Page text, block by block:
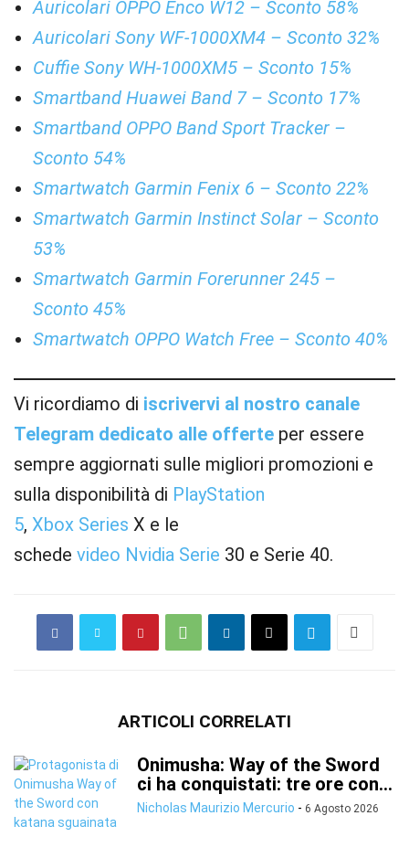
Auricolari OPPO Enco W12 – Sconto 58%
Auricolari Sony WF-1000XM4 – Sconto 32%
Cuffie Sony WH-1000XM5 – Sconto 15%
Smartband Huawei Band 7 – Sconto 17%
Smartband OPPO Band Sport Tracker –
Sconto 54%
Smartwatch Garmin Fenix 6 – Sconto 22%
Smartwatch Garmin Instinct Solar – Sconto
53%
Smartwatch Garmin Forerunner 245 –
Sconto 45%
Smartwatch OPPO Watch Free – Sconto 40%
Vi ricordiamo di iscrivervi al nostro canale
Telegram dedicato alle offerte per essere
sempre aggiornati sulle migliori promozioni e
sulla disponibilità di PlayStation
5, Xbox Series X e le
schede video Nvidia Serie 30 e Serie 40.
ARTICOLI CORRELATI
Onimusha: Way of the Sword
ci ha conquistati: tre ore con...
Nicholas Maurizio Mercurio - 6 Agosto 2026